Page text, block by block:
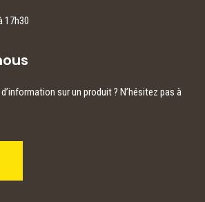
17h30
sur un produit ? N’hésitez pas à